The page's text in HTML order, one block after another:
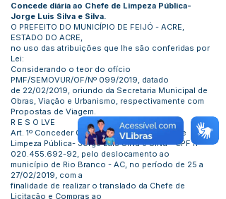
Concede diária ao Chefe de Limpeza Pública-
Jorge Luis Silva e Silva.
O PREFEITO DO MUNICÍPIO DE FEIJÓ - ACRE,
ESTADO DO ACRE,
no uso das atribuições que lhe são conferidas por
Lei:
Considerando o teor do ofício
PMF/SEMOVUR/OF/Nº 099/2019, datado
de 22/02/2019, oriundo da Secretaria Municipal de
Obras, Viação e Urbanismo, respectivamente com
Propostas de Viagem.
R E S O LVE
Art. 1º Conceder 03 (três) diárias ao Chefe de
Limpeza Pública- Jorge Luis Silva e Silva - CPF nº
020.455.692-92, pelo deslocamento ao
município de Rio Branco - AC, no período de 25 a
27/02/2019, com a
finalidade de realizar o translado da Chefe de
Licitação e Compras ao